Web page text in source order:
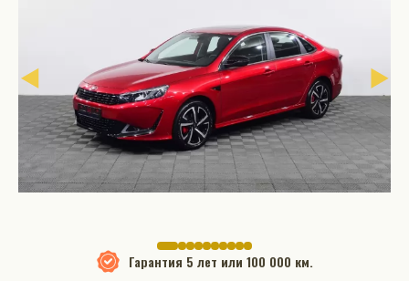
Гарантия 5 лет или 100 000 км.